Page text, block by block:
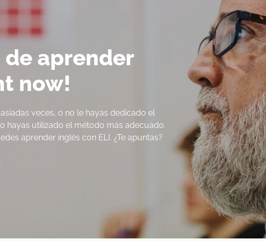
aprender
now!
veces, o no le hayas dedicado el
hayas utilizado el método más adecuado.
aprender inglés con ELI. ¿Te apuntas?